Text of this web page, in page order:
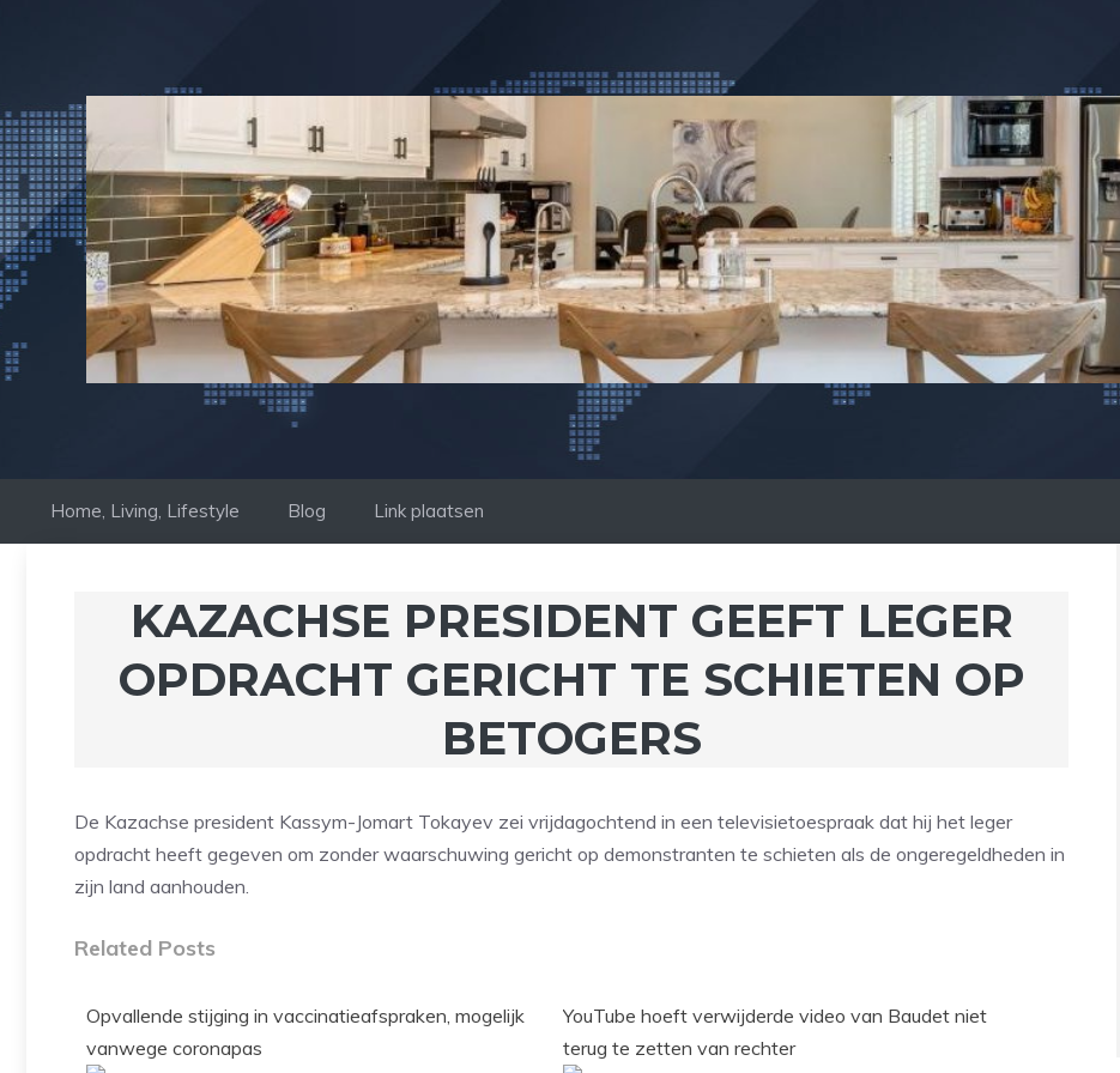
inhoud
Home, Living, Lifestyle Blog Link plaatsen
KAZACHSE PRESIDENT GEEFT LEGER
OPDRACHT GERICHT TE SCHIETEN OP
BETOGERS
De Kazachse president Kassym-Jomart Tokayev zei vrijdagochtend in een televisietoespraak dat hij het leger
opdracht heeft gegeven om zonder waarschuwing gericht op demonstranten te schieten als de ongeregeldheden in
zijn land aanhouden.
Related Posts
Opvallende stijging in vaccinatieafspraken, mogelijk
vanwege coronapas
YouTube hoeft verwijderde video van Baudet niet
terug te zetten van rechter